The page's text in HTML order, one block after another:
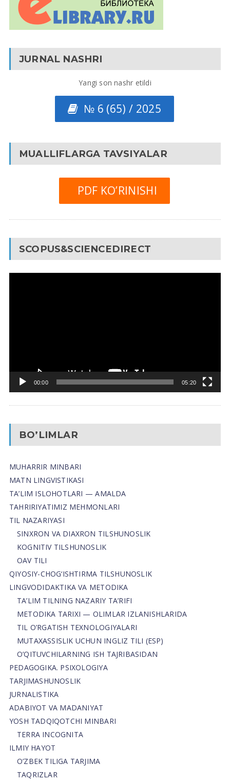
JURNAL NASHRI
Yangi son nashr etildi
№ 6 (65) / 2025
MUALLIFLARGA TAVSIYALAR
PDF KO’RINISHI
SCOPUS&SCIENCEDIRECT
00:00 05:20
BO’LIMLAR
MUHARRIR MINBARI
MATN LINGVISTIKASI
TA’LIM ISLOHOTLARI — AMALDA
TAHRIRIYATIMIZ MEHMONLARI
TIL NAZARIYASI
SINXRON VA DIAXRON TILSHUNOSLIK
KOGNITIV TILSHUNOSLIK
OAV TILI
QIYOSIY-CHOG‘ISHTIRMA TILSHUNOSLIK
LINGVODIDAKTIKA VA METODIKA
TA’LIM TILNING NAZARIY TA’RIFI
METODIKA TARIXI — OLIMLAR IZLANISHLARIDA
TIL O’RGATISH TEXNOLOGIYALARI
MUTAXASSISLIK UCHUN INGLIZ TILI (ESP)
O’QITUVCHILARNING ISH TAJRIBASIDAN
PEDAGOGIKA. PSIXOLOGIYA
TARJIMASHUNOSLIK
JURNALISTIKA
ADABIYOT VA MADANIYAT
YOSH TADQIQOTCHI MINBARI
TERRA INCOGNITA
ILMIY HAYOT
O’ZBEK TILIGA TARJIMA
TAQRIZLAR